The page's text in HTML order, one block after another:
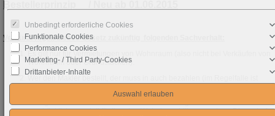
Verkürzt regelt dieses Gesetz zukünftig folgenden Sachverhalt:
Wohnraum oder Grundstücken).
Einzige Ausnahme: Der Mietsuchende beauftragt den Makler
ausdrücklich, speziell für ihn eine Wohnimmobilie zu suchen. Diese darf
Unbedingt erforderliche Cookies
Funktionale Cookies
Performance Cookies
Marketing- / Third Party-Cookies
Drittanbieter-Inhalte